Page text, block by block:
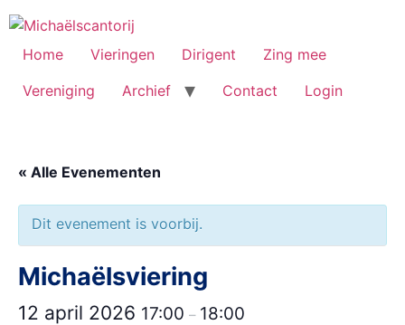
Ga
naar
Home Vieringen Dirigent
Zing mee
Vereniging
Archief Contact Login
« Alle Evenementen
Dit evenement is voorbij.
Michaëlsviering
12 april 2026 17:00 – 18:00